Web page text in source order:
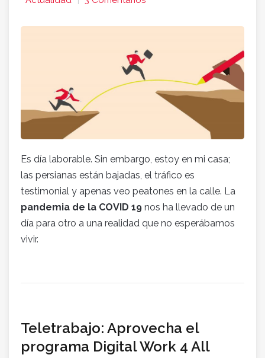
Es día laborable. Sin embargo, estoy en mi casa;
las persianas están bajadas, el tráfico es
testimonial y apenas veo peatones en la calle. La
pandemia de la COVID 19 nos ha llevado de un
día para otro a una realidad que no esperábamos
vivir.
Teletrabajo: Aprovecha el
programa Digital Work 4 All